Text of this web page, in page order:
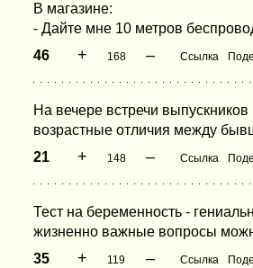
В магазине:
- Дайте мне 10 метров
46
+ 168 – Ссылка
На вечере встречи
возрастные отличия между
21
+ 148 – Ссылка
Тест на беременность -
жизненно важные вопросы
35
+ 119 – Ссылка